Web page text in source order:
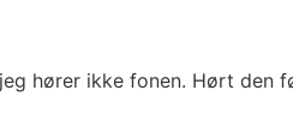
hører ikke fonen. Hørt